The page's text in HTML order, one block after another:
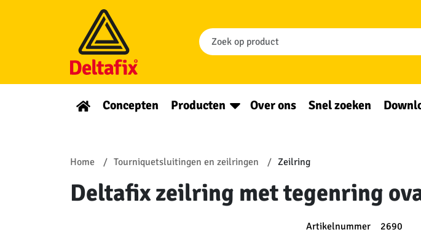
Concepten Producten Over ons Snel zoeken
Home Tourniquetsluitingen en zeilringen Zeilring
Deltafix zeilring met tegenring
Artikelnummer
2690